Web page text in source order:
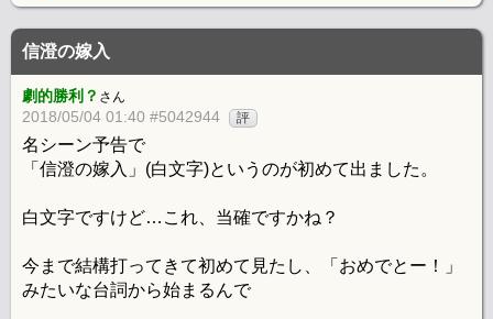
信澄の嫁入
劇的勝利？ さん
2018/05/04 01:40 #5042944 評
名シーン予告で
「信澄の嫁入」(白文字)というのが初めて出ました。
白文字ですけど…これ、当確ですかね？
今まで結構打ってきて初めて見たし、「おめでとー！」
みたいな台詞から始まるんで